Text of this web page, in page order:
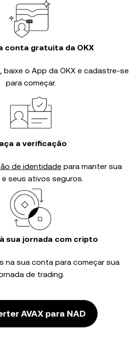
conta gratuita da OKX
baixe o App da OKX e cadastre-se
para começar.
a verificação
de identidade para manter sua
seus ativos seguros.
sua jornada com cripto
na sua conta para começar sua
de trading.
AVAX para NAD